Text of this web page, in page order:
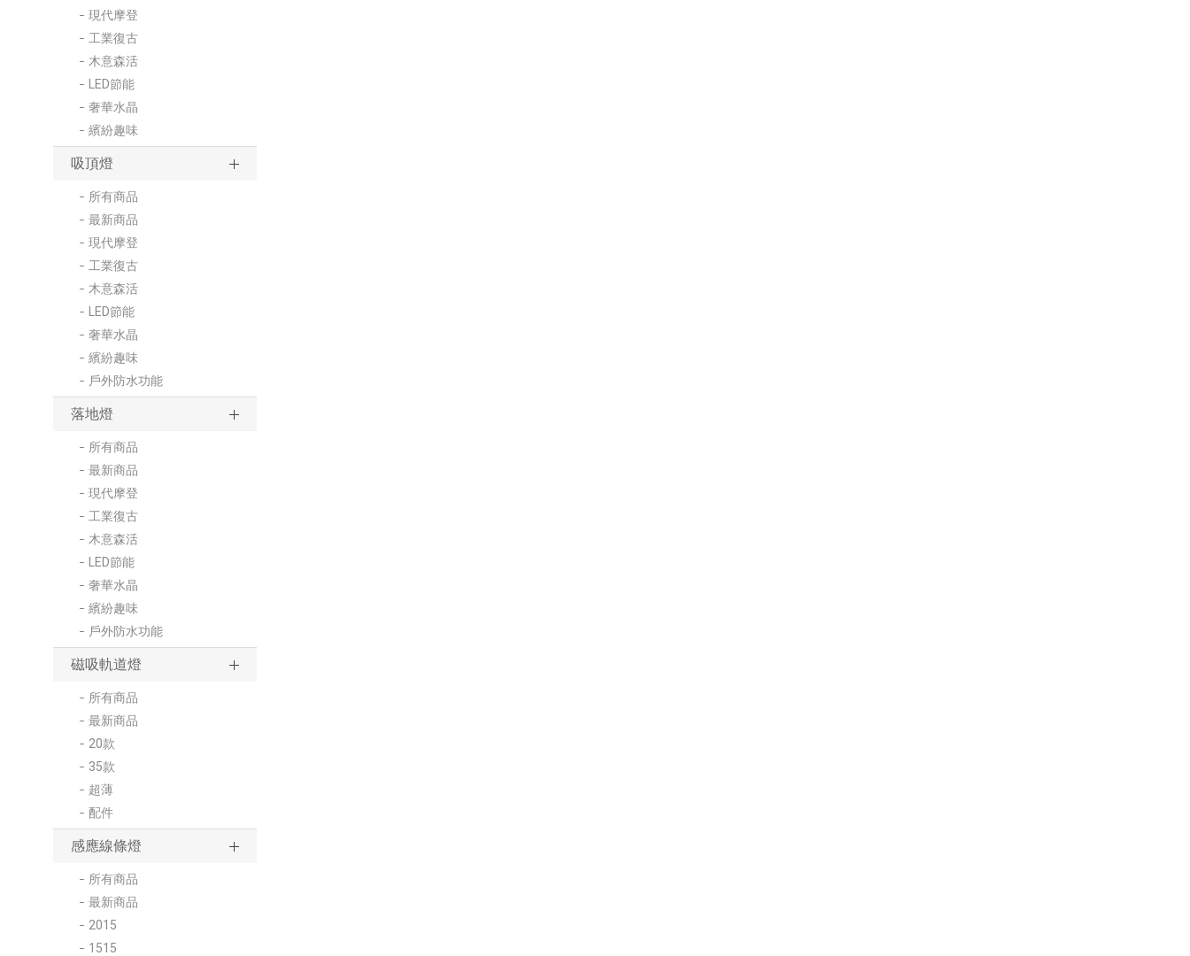
現代摩登
工業復古
木意森活
LED節能
奢華水晶
繽紛趣味
吸頂燈
所有商品
最新商品
現代摩登
工業復古
木意森活
LED節能
奢華水晶
繽紛趣味
戶外防水功能
落地燈
所有商品
最新商品
現代摩登
工業復古
木意森活
LED節能
奢華水晶
繽紛趣味
戶外防水功能
磁吸軌道燈
所有商品
最新商品
20款
35款
超薄
配件
感應線條燈
所有商品
最新商品
2015
1515